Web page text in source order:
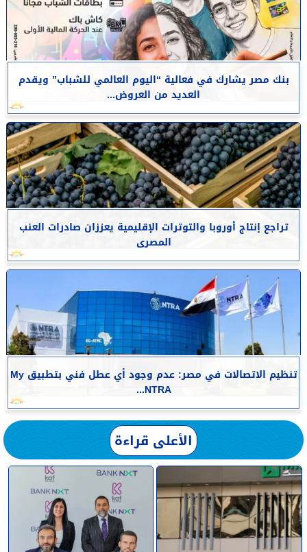
بنك مصر يشارك في فعالية “اليوم العالمي للشباب” ويقدم
العديد من العروض...
تراجع إنتاج أوروبا والتوترات الإقليمية يعززان صادرات العنب
المصرى
تنظيم الاتصالات في مصر: عدم وجود أي عطل فني بتطبيق My
NTRA...
الأعلى قراءة